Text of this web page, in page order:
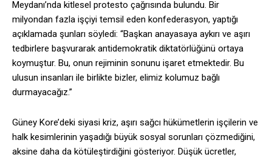
Meydanı’nda kitlesel protesto çağrısında bulundu. Bir
milyondan fazla işçiyi temsil eden konfederasyon, yaptığı
açıklamada şunları söyledi: “Başkan anayasaya aykırı ve aşırı
tedbirlere başvurarak antidemokratik diktatörlüğünü ortaya
koymuştur. Bu, onun rejiminin sonunu işaret etmektedir. Bu
ulusun insanları ile birlikte bizler, elimiz kolumuz bağlı
durmayacağız.”
Güney Kore’deki siyasi kriz, aşırı sağcı hükümetlerin işçilerin ve
halk kesimlerinin yaşadığı büyük sosyal sorunları çözmediğini,
aksine daha da kötüleştirdiğini gösteriyor. Düşük ücretler,